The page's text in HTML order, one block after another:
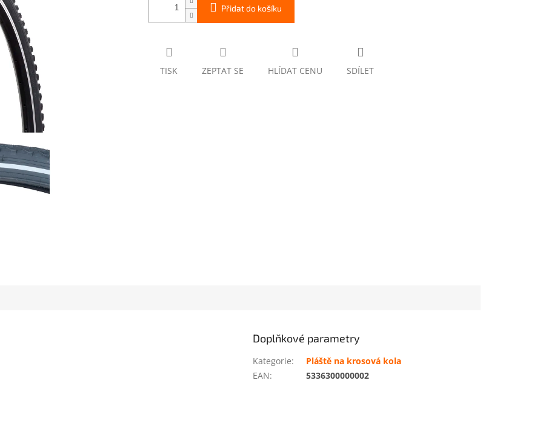
Přidat do košíku
TISK ZEPTAT SE HLÍDAT CENU SDÍLET
Doplňkové parametry
Kategorie:
Pláště na krosová kola
EAN: 5336300000002